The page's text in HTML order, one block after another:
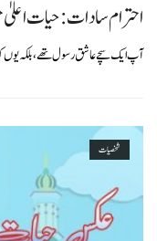
احترام سادات:حیات
آپ ایک سچے عاشق رسول تھے،بلکہ یوں
شخصیات